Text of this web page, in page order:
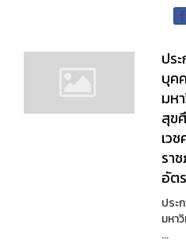
ปร
บุค
มห
สุข
เว
รา
อัต
ประ
มหา
...